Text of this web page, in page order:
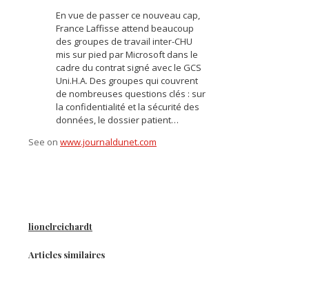
En vue de passer ce nouveau cap,
France Laffisse attend beaucoup
des groupes de travail inter-CHU
mis sur pied par Microsoft dans le
cadre du contrat signé avec le GCS
Uni.H.A. Des groupes qui couvrent
de nombreuses questions clés : sur
la confidentialité et la sécurité des
données, le dossier patient…
See on www.journaldunet.com
lionelreichardt
Articles similaires